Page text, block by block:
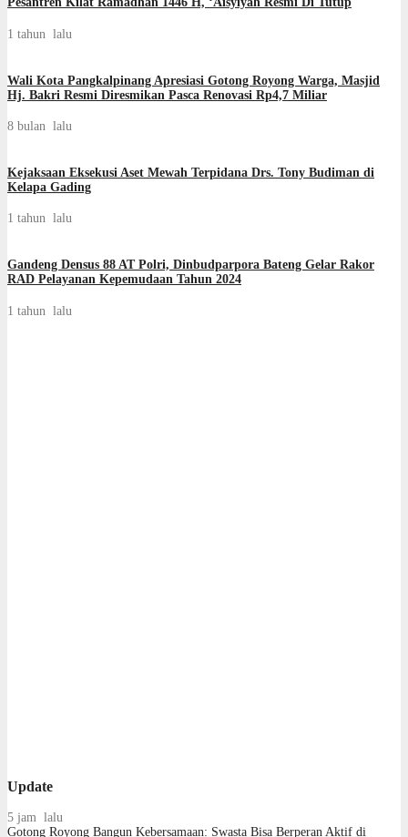
1 tahun lalu
‎Wali Kota Pangkalpinang Apresiasi Gotong Royong Warga, Masjid
Hj. Bakri Resmi Diresmikan Pasca Renovasi Rp4,7 Miliar
8 bulan lalu
Kejaksaan Eksekusi Aset Mewah Terpidana Drs. Tony Budiman di
Kelapa Gading
1 tahun lalu
Gandeng Densus 88 AT Polri, Dinbudparpora Bateng Gelar Rakor
RAD Pelayanan Kepemudaan Tahun 2024
1 tahun lalu
Update
5 jam lalu
Gotong Royong Bangun Kebersamaan: Swasta Bisa Berperan Aktif di